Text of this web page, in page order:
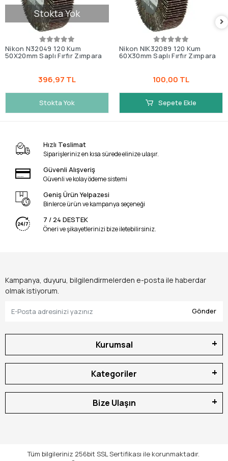
Stokta Yok
Nikon N32049 120 Kum
50X20mm Saplı Fırfır Zımpara
396,97 TL
Stokta Yok
Nikon NIK32089 120 Kum
60X30mm Saplı Fırfır Zımpara
100,00 TL
Sepete Ekle
Hızlı Teslimat
Siparişleriniz en kısa sürede elinize ulaşır.
Güvenli Alışveriş
Güvenli ve kolay ödeme sistemi
Geniş Ürün Yelpazesi
Binlerce ürün ve kampanya seçeneği
7 / 24 DESTEK
Öneri ve şikayetlerinizi bize iletebilirsiniz.
Kampanya, duyuru, bilgilendirmelerden e-posta ile haberdar
olmak istiyorum.
Gönder
Kurumsal
Kategoriler
Bize Ulaşın
Tüm bilgileriniz 256bit SSL Sertifikası ile korunmaktadır.